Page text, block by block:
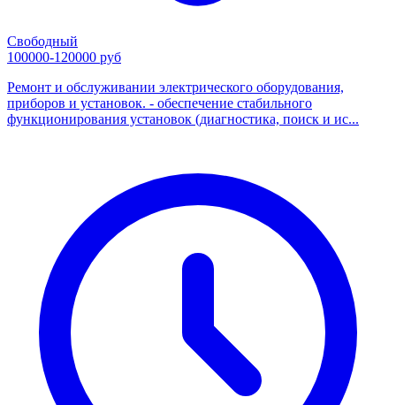
Свободный
100000-120000 руб
Ремонт и обслуживании электрического оборудования,
приборов и установок. - обеспечение стабильного
функционирования установок (диагностика, поиск и ис...